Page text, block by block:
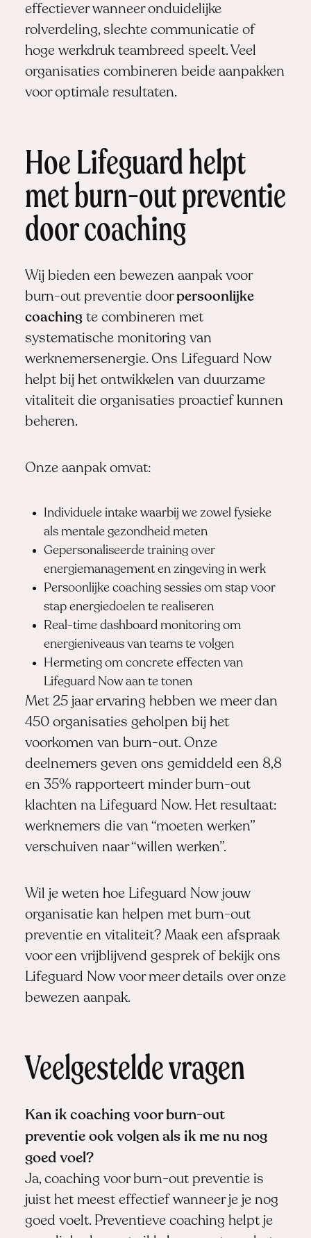
effectiever wanneer onduidelijke
rolverdeling, slechte communicatie of
hoge werkdruk teambreed speelt. Veel
organisaties combineren beide aanpakken
voor optimale resultaten.
Hoe Lifeguard helpt
met burn-out preventie
door coaching
Wij bieden een bewezen aanpak voor
burn-out preventie doorpersoonlijke
coachingte combineren met
systematische monitoring van
werknemersenergie. Ons Lifeguard Now
helpt bij het ontwikkelen van duurzame
vitaliteit die organisaties proactief kunnen
beheren.
Onze aanpak omvat:
Individuele intake waarbij we zowel fysieke
als mentale gezondheid meten
Gepersonaliseerde training over
energiemanagement en zingeving in werk
Persoonlijke coaching sessies om stap voor
stap energiedoelen te realiseren
Real-time dashboard monitoring om
energieniveaus van teams te volgen
Hermeting om concrete effecten van
Lifeguard Now aan te tonen
Met 25 jaar ervaring hebben we meer dan
450 organisaties geholpen bij het
voorkomen van burn-out. Onze
deelnemers geven ons gemiddeld een 8,8
en 35% rapporteert minder burn-out
klachten na Lifeguard Now. Het resultaat:
werknemers die van “moeten werken”
verschuiven naar “willen werken”.
Wil je weten hoe Lifeguard Now jouw
organisatie kan helpen met burn-out
preventie en vitaliteit? Maak een afspraak
voor een vrijblijvend gesprek of bekijk ons
Lifeguard Nowvoor meer details over onze
bewezen aanpak.
Veelgestelde vragen
Kan ik coaching voor burn-out
preventie ook volgen als ik me nu nog
goed voel?
Ja, coaching voor burn-out preventie is
juist het meest effectief wanneer je je nog
goed voelt. Preventieve coaching helpt je